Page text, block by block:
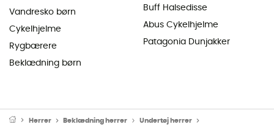
Vandresko børn
Cykelhjelme
Rygbærere
Beklædning børn
Buff Halsedisse
Abus Cykelhjelme
Patagonia Dunjakker
Herrer Beklædning herrer Undertøj herrer